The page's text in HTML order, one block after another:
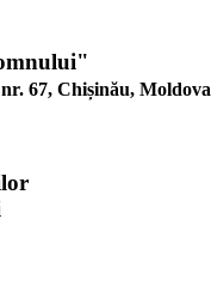
67, Chișinău, Moldova